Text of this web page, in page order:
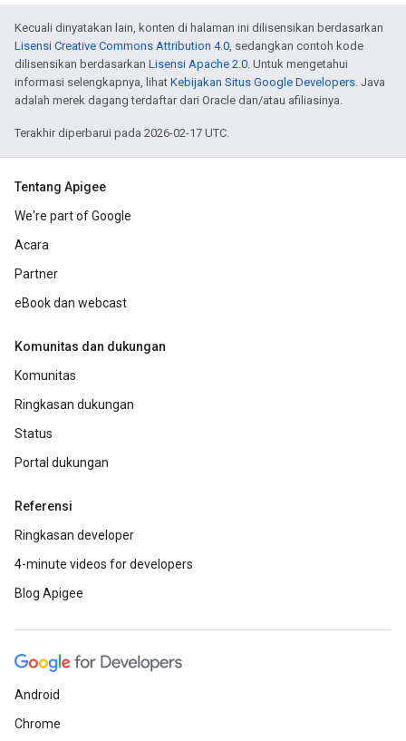
Kecuali dinyatakan lain, konten di halaman ini dilisensikan berdasarkan
Lisensi Creative Commons Attribution 4.0, sedangkan contoh kode
dilisensikan berdasarkan Lisensi Apache 2.0. Untuk mengetahui
informasi selengkapnya, lihat Kebijakan Situs Google Developers. Java
adalah merek dagang terdaftar dari Oracle dan/atau afiliasinya.
Terakhir diperbarui pada 2026-02-17 UTC.
Tentang Apigee
We're part of Google
Acara
Partner
eBook dan webcast
Komunitas dan dukungan
Komunitas
Ringkasan dukungan
Status
Portal dukungan
Referensi
Ringkasan developer
4-minute videos for developers
Blog Apigee
Android
Chrome